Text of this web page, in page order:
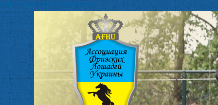
Перейти к основному содержанию